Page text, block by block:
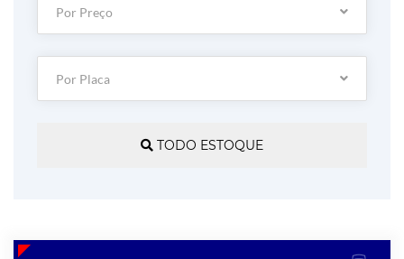
Por Preço
Por Placa
TODO ESTOQUE